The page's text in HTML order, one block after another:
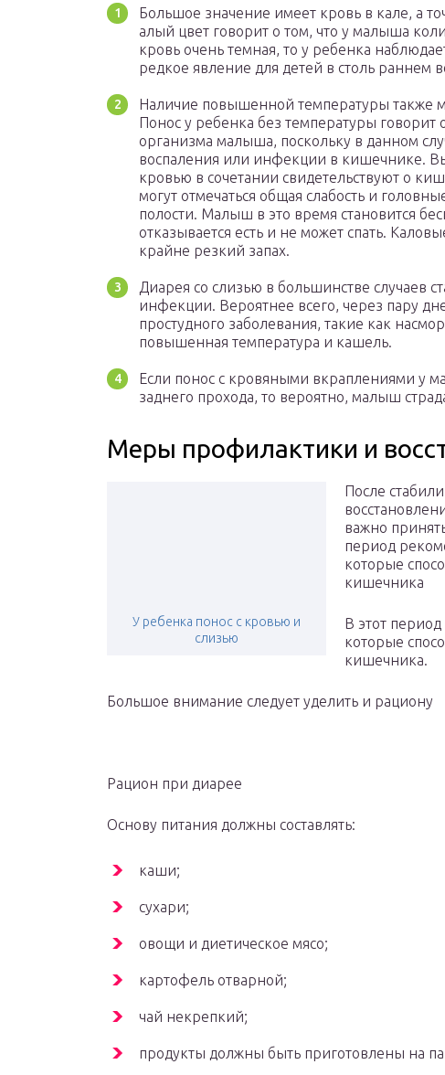
Большое значение имеет кровь в кале, а
алый цвет говорит о том, что у малыша
кровь очень темная, то у ребенка
редкое явление для детей в столь раннем
Наличие повышенной температуры также
Понос у ребенка без температуры говорит
организма малыша, поскольку в данном
воспаления или инфекции в кишечнике.
кровью в сочетании свидетельствуют о
могут отмечаться общая слабость и
полости. Малыш в это время становится
отказывается есть и не может спать.
крайне резкий запах.
Диарея со слизью в большинстве случаев
инфекции. Вероятнее всего, через пару
простудного заболевания, такие как
повышенная температура и кашель.
Если понос с кровяными вкраплениями у
заднего прохода, то вероятно, малыш
Меры профилактики и
У ребенка понос с кровью и
слизью
После
важно
период
которые
кишечника
В этот
которые
кишечника.
Большое внимание следует уделить и рациону
Рацион при диарее
Основу питания должны составлять:
каши;
сухари;
овощи и диетическое мясо;
картофель отварной;
чай некрепкий;
продукты должны быть приготовлены на